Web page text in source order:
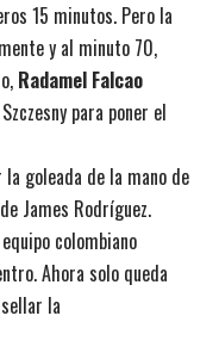
15 minutos. Pero la
y al minuto 70,
Radamel Falcao
para poner el
goleada de la mano de
James Rodríguez.
colombiano
Ahora solo queda
la